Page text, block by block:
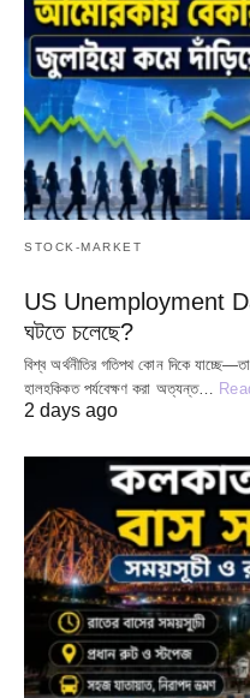
STOCK-MARKET
US Unemployment
ঘটতে চলেছে?
বিশ্ব অর্থনীতির গতিপথ কোন দিকে
হালহকিকত পর্যবেক্ষণ করা অত্যন্ত…
2 days ago